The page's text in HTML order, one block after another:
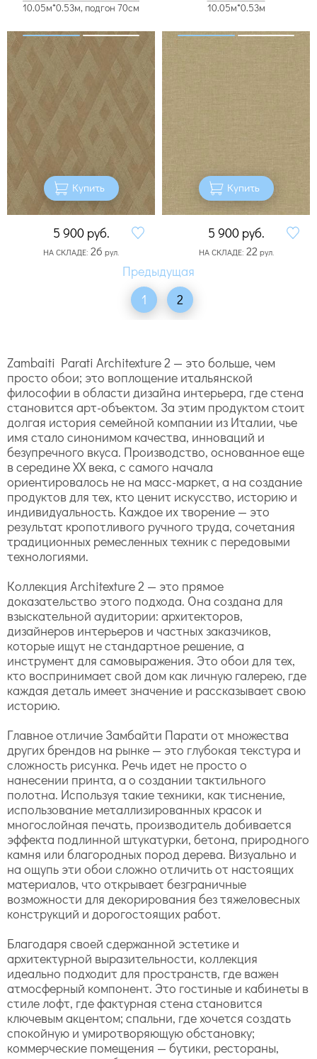
10.05м*0.53м, подгон 70см
Купить
5 900 руб.
НА СКЛАДЕ: 26 рул.
10.05м*0.53м
Купить
5 900 руб.
НА СКЛАДЕ: 22 рул.
1 2
Zambaiti Parati Architexture 2 — это больше, чем
просто обои; это воплощение итальянской
философии в области дизайна интерьера, где стена
становится арт-объектом. За этим продуктом стоит
долгая история семейной компании из Италии, чье
имя стало синонимом качества, инноваций и
безупречного вкуса. Производство, основанное еще
в середине XX века, с самого начала
ориентировалось не на масс-маркет, а на создание
продуктов для тех, кто ценит искусство, историю и
индивидуальность. Каждое их творение — это
результат кропотливого ручного труда, сочетания
традиционных ремесленных техник с передовыми
технологиями.
Коллекция Architexture 2 — это прямое
доказательство этого подхода. Она создана для
взыскательной аудитории: архитекторов,
дизайнеров интерьеров и частных заказчиков,
которые ищут не стандартное решение, а
инструмент для самовыражения. Это обои для тех,
кто воспринимает свой дом как личную галерею, где
каждая деталь имеет значение и рассказывает свою
историю.
Главное отличие Замбайти Парати от множества
других брендов на рынке — это глубокая текстура и
сложность рисунка. Речь идет не просто о
нанесении принта, а о создании тактильного
полотна. Используя такие техники, как тиснение,
использование металлизированных красок и
многослойная печать, производитель добивается
эффекта подлинной штукатурки, бетона, природного
камня или благородных пород дерева. Визуально и
на ощупь эти обои сложно отличить от настоящих
материалов, что открывает безграничные
возможности для декорирования без тяжеловесных
конструкций и дорогостоящих работ.
Благодаря своей сдержанной эстетике и
архитектурной выразительности, коллекция
идеально подходит для пространств, где важен
атмосферный компонент. Это гостиные и кабинеты в
стиле лофт, где фактурная стена становится
ключевым акцентом; спальни, где хочется создать
спокойную и умиротворяющую обстановку;
коммерческие помещения — бутики, рестораны,